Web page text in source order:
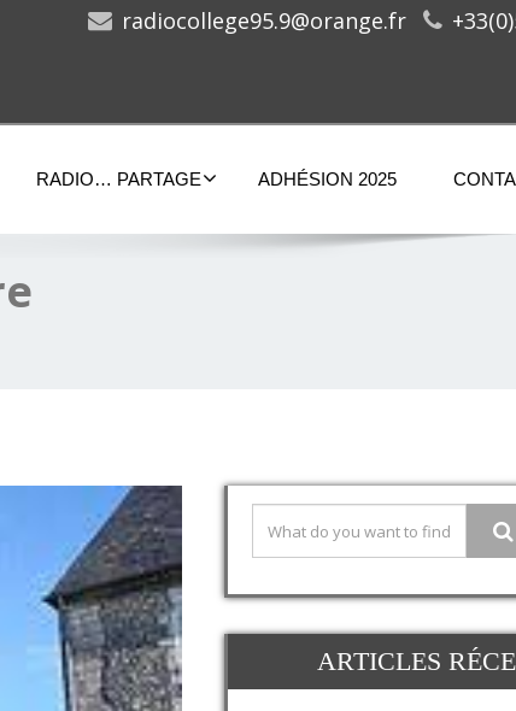
radiocollege95.9@orange.fr
RADIO… PARTAGE ADHÉSION 2025
ARTICLES